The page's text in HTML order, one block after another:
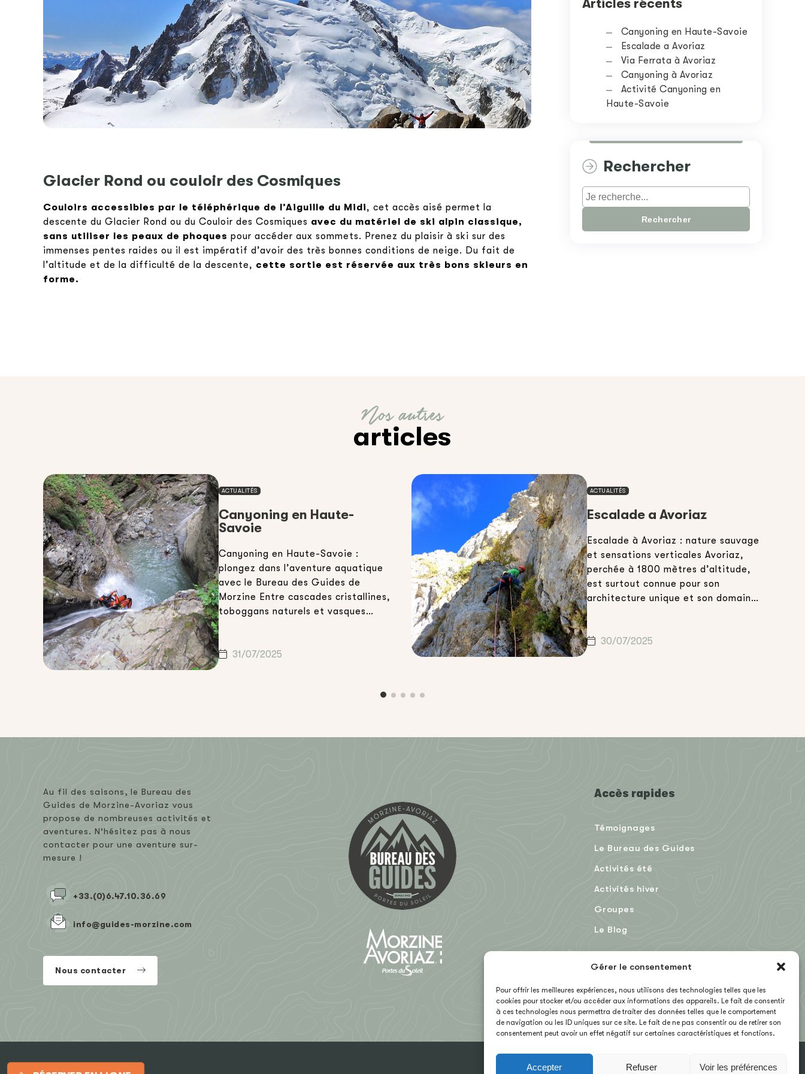
Gérer le consentement
Pour offrir les meilleures expériences, nous utilisons des technologies telles que les
cookies pour stocker et/ou accéder aux informations des appareils. Le fait de consentir
à ces technologies nous permettra de traiter des données telles que le comportement
de navigation ou les ID uniques sur ce site. Le fait de ne pas consentir ou de retirer son
consentement peut avoir un effet négatif sur certaines caractéristiques et fonctions.
Accepter Refuser Voir les préférences
Glacier Rond ou couloir des Cosmiques
Couloirs accessibles par le téléphérique de l’Aiguille du Midi, cet accès aisé permet la
descente du Glacier Rond ou du Couloir des Cosmiques avec du matériel de ski alpin classique,
sans utiliser les peaux de phoques pour accéder aux sommets. Prenez du plaisir à ski sur des
immenses pentes raides ou il est impératif d’avoir des très bonnes conditions de neige. Du fait de
l’altitude et de la difficulté de la descente, cette sortie est réservée aux très bons skieurs en
forme.
Articles récents
Canyoning en Haute-Savoie
Escalade a Avoriaz
Via Ferrata à Avoriaz
Canyoning à Avoriaz
Activité Canyoning en
Haute-Savoie
Rechercher
Rechercher
Nos autres
articles
ACTUALITÉS
Canyoning en Haute-
Savoie
Canyoning en Haute-Savoie :
plongez dans l’aventure aquatique
avec le Bureau des Guides de
Morzine Entre cascades cristallines,
toboggans naturels et vasques
creusées dans la roche, le canyoning
en Haute-Savoie est l’activité
estivale idéale pour celles et ceux
vous soyez en vacances en famille,
31/07/2025
ACTUALITÉS
Escalade a Avoriaz
Escalade à Avoriaz : nature sauvage
et sensations verticales Avoriaz,
perchée à 1800 mètres d’altitude,
est surtout connue pour son
architecture unique et son domaine
skiable en hiver. Mais l’été, elle
devient un véritable terrain
d’aventure pour les amateurs de
30/07/2025
Au fil des saisons, le Bureau des
Guides de Morzine-Avoriaz vous
propose de nombreuses activités et
aventures. N’hésitez pas à nous
contacter pour une aventure sur-
mesure !
+33.(0)6.47.10.36.69
info@guides-morzine.com
Nous contacter
Accès rapides
Témoignages
Le Bureau des Guides
Activités été
Activités hiver
Groupes
Le Blog